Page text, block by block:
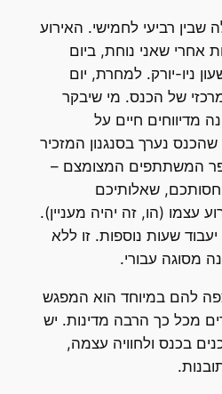
שבין רביעי לחמישי. האירוע
שאני נוחת, ביום
יורק. למחרת, יום
של הכנס. מי שיבקר
חיים על
נערך בסנגנון המזכיר
המשתתפים המצומצם –
שאלותיכם
(הו, זה יהיה מעניין).
שעות נוספות. זו ללא
עבורי.
להם במיוחד הוא המפגש
מכל כך הרבה מדינות. יש
בכנס ולחוויה עצמה,